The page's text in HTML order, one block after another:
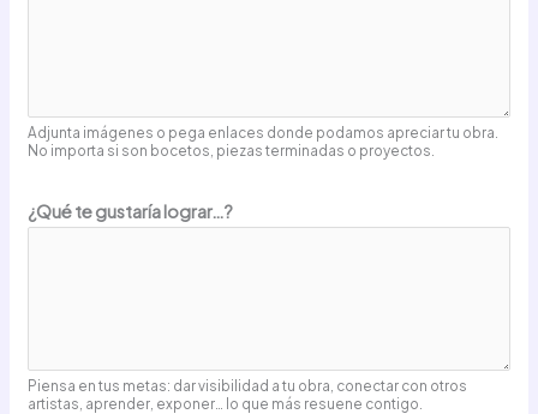
Adjunta imágenes o pega enlaces donde podamos apreciar tu obra.
No importa si son bocetos, piezas terminadas o proyectos.
¿Qué te gustaría lograr…?
Piensa en tus metas: dar visibilidad a tu obra, conectar con otros
artistas, aprender, exponer… lo que más resuene contigo.